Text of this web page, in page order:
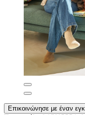
Επικοινώνησε με έναν